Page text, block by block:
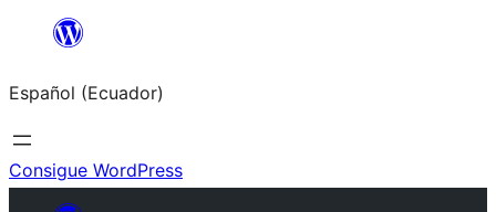
Saltar
contenido
Español (Ecuador)
Consigue WordPress